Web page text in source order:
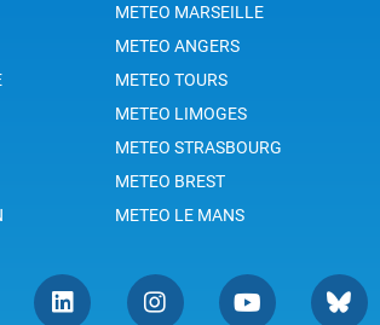
METEO MARSEILLE
METEO ANGERS
METEO TOURS
METEO LIMOGES
METEO STRASBOURG
METEO BREST
METEO LE MANS